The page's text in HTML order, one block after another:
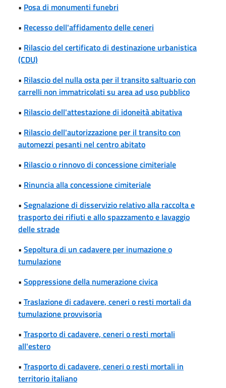
• Posa di monumenti funebri
• Recesso dell'affidamento delle ceneri
• Rilascio del certificato di destinazione urbanistica
(CDU)
• Rilascio del nulla osta per il transito saltuario con
carrelli non immatricolati su area ad uso pubblico
• Rilascio dell'attestazione di idoneità abitativa
• Rilascio dell'autorizzazione per il transito con
automezzi pesanti nel centro abitato
• Rilascio o rinnovo di concessione cimiteriale
• Rinuncia alla concessione cimiteriale
• Segnalazione di disservizio relativo alla raccolta e
trasporto dei rifiuti e allo spazzamento e lavaggio
delle strade
• Sepoltura di un cadavere per inumazione o
tumulazione
• Soppressione della numerazione civica
• Traslazione di cadavere, ceneri o resti mortali da
tumulazione provvisoria
• Trasporto di cadavere, ceneri o resti mortali
all'estero
• Trasporto di cadavere, ceneri o resti mortali in
territorio italiano